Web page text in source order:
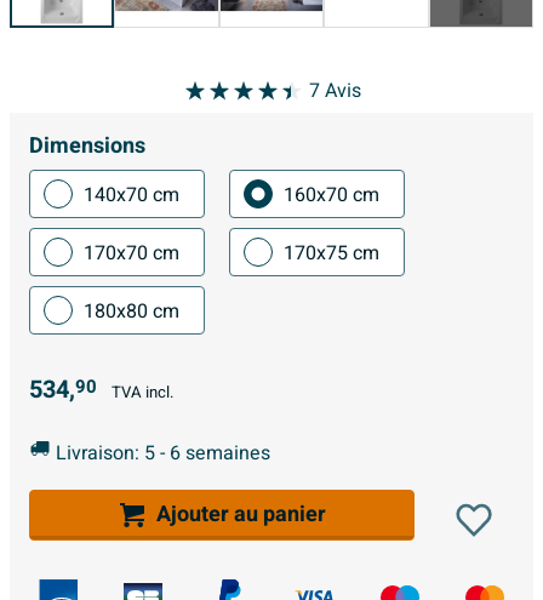
7Avis
Dimensions
140x70 cm
160x70 cm
170x70 cm
170x75 cm
180x80 cm
534,90 TVA incl.
Livraison: 5 - 6 semaines
Ajouter au panier